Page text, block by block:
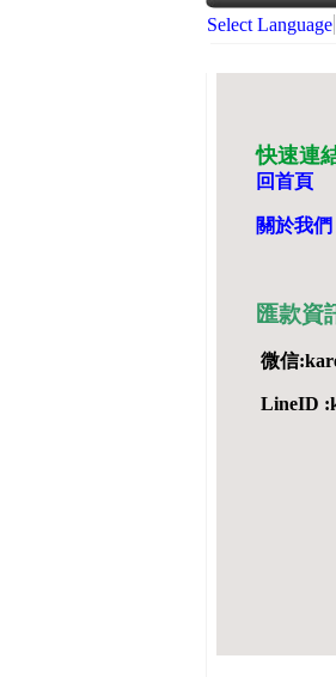
Select Language
快速連
回首頁
關於我們
匯款資
微信
LineID